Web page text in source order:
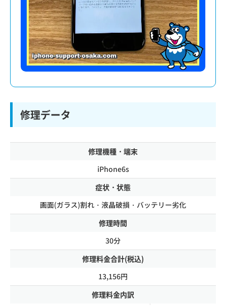
修理データ
修理機種・端末
iPhone6s
症状・状態
画面(ガラス)割れ・液晶破損・バッテリー劣化
修理時間
30分
修理料金合計(税込)
13,156円
修理料金内訳